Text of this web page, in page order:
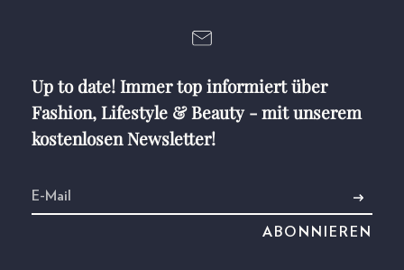
Up to date! Immer top informiert über
Fashion, Lifestyle & Beauty - mit unserem
kostenlosen Newsletter!